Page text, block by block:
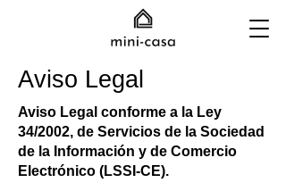
Aviso Legal
Aviso Legal conforme a la Ley
34/2002, de Servicios de la Sociedad
de la Información y de Comercio
Electrónico (LSSI-CE).